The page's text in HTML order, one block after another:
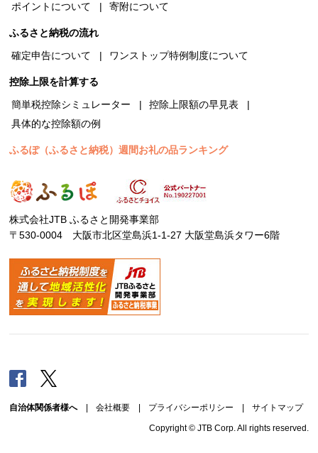
ポイントについて
寄附について
ふるさと納税の流れ
確定申告について
ワンストップ特例制度について
控除上限を計算する
簡単税控除シミュレーター
控除上限額の早見表
具体的な控除額の例
ふるぽ（ふるさと納税）週間お礼の品ランキング
株式会社JTB ふるさと開発事業部
〒530-0004 大阪市北区堂島浜1-1-27 大阪堂島浜タワー6階
Facebook
自治体関係者様へ| 会社概要 プライバシーポリシー サイトマップ
Copyright © JTB Corp. All rights reserved.